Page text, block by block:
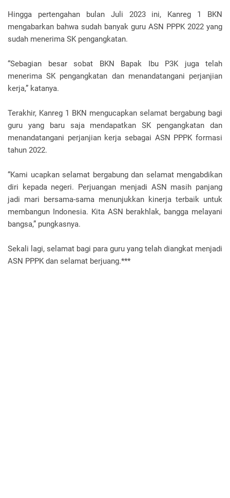
Hingga pertengahan bulan Juli 2023 ini, Kanreg 1 BKN
mengabarkan bahwa sudah banyak guru ASN PPPK 2022 yang
sudah menerima SK pengangkatan.
“Sebagian besar sobat BKN Bapak Ibu P3K juga telah
menerima SK pengangkatan dan menandatangani perjanjian
kerja,” katanya.
Terakhir, Kanreg 1 BKN mengucapkan selamat bergabung bagi
guru yang baru saja mendapatkan SK pengangkatan dan
menandatangani perjanjian kerja sebagai ASN PPPK formasi
tahun 2022.
“Kami ucapkan selamat bergabung dan selamat mengabdikan
diri kepada negeri. Perjuangan menjadi ASN masih panjang
jadi mari bersama-sama menunjukkan kinerja terbaik untuk
membangun Indonesia. Kita ASN berakhlak, bangga melayani
bangsa,” pungkasnya.
Sekali lagi, selamat bagi para guru yang telah diangkat menjadi
ASN PPPK dan selamat berjuang.***